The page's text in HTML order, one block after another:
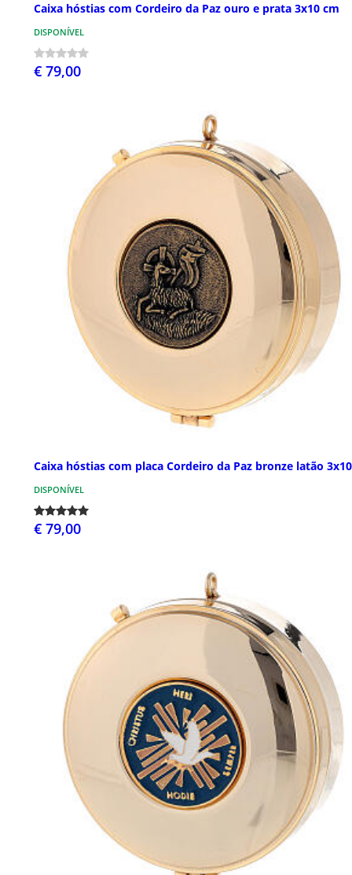
Caixa hóstias com Cordeiro da Paz ouro e prata 3x10 cm
DISPONÍVEL
€ 79,00
Caixa hóstias com placa Cordeiro da Paz bronze latão
DISPONÍVEL
€ 79,00